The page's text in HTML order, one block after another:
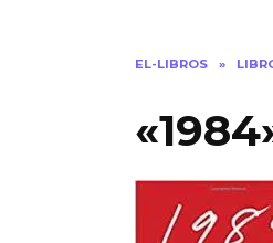
EL-LIBROS »